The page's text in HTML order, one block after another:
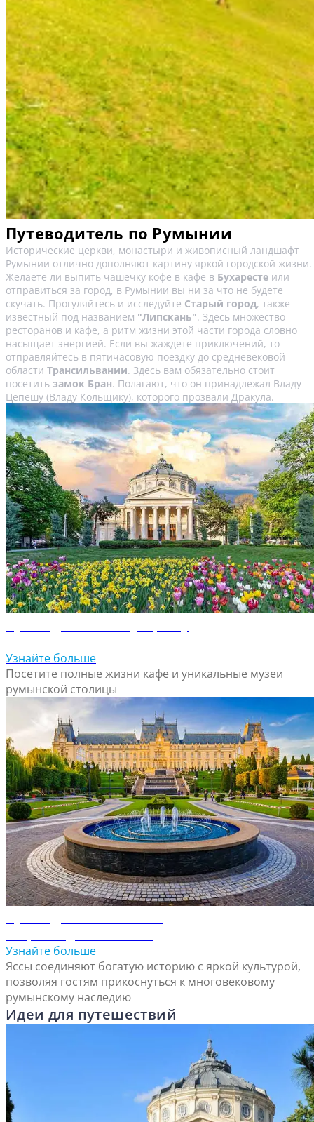
Путеводитель по Румынии
Исторические церкви, монастыри и живописный ландшафт
Румынии отлично дополняют картину яркой городской жизни.
Желаете ли выпить чашечку кофе в кафе в Бухаресте или
отправиться за город, в Румынии вы ни за что не будете
скучать. Прогуляйтесь и исследуйте Старый город, также
известный под названием "Липскань". Здесь множество
ресторанов и кафе, а ритм жизни этой части города словно
насыщает энергией. Если вы жаждете приключений, то
отправляйтесь в пятичасовую поездку до средневековой
области Трансильвании. Здесь вам обязательно стоит
посетить замок Бран. Полагают, что он принадлежал Владу
Цепешу (Владу Кольщику), которого прозвали Дракула.
Узнайте больше
Посетите полные жизни кафе и уникальные музеи
румынской столицы
Узнайте больше
Яссы соединяют богатую историю с яркой культурой,
позволяя гостям прикоснуться к многовековому
румынскому наследию
Идеи для путешествий